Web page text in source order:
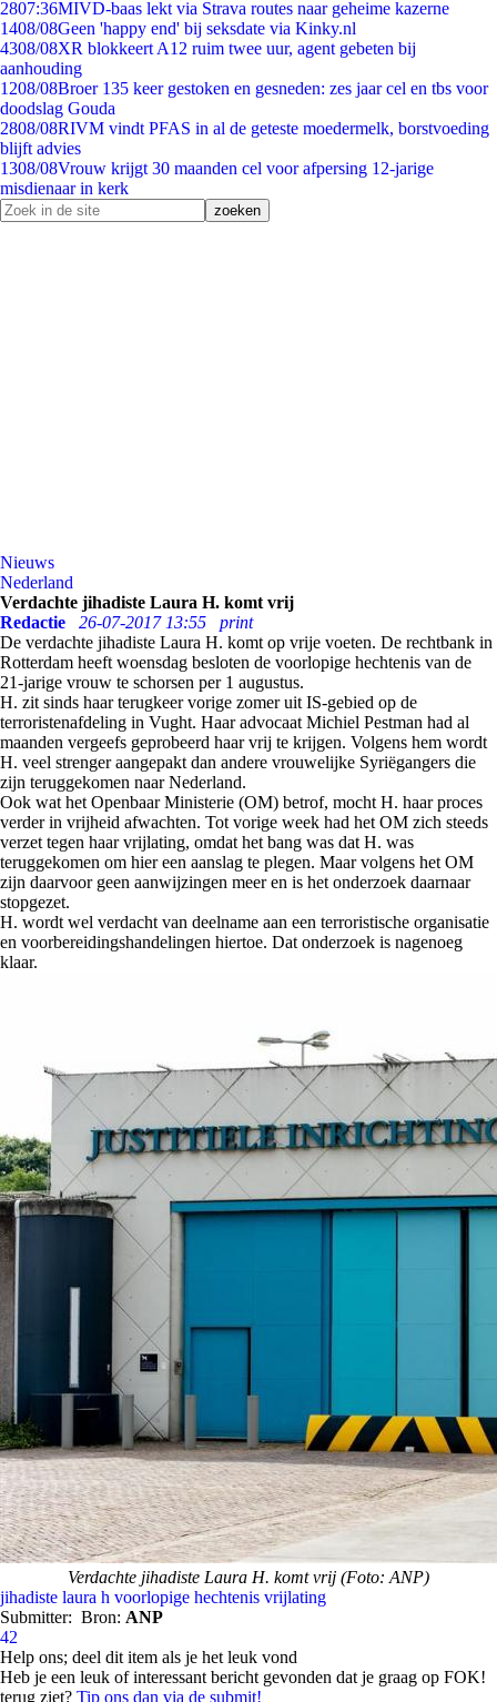
2807:36MIVD-baas lekt via Strava routes naar geheime kazerne
1408/08Geen 'happy end' bij seksdate via Kinky.nl
4308/08XR blokkeert A12 ruim twee uur, agent gebeten bij
aanhouding
1208/08Broer 135 keer gestoken en gesneden: zes jaar cel en tbs voor
doodslag Gouda
2808/08RIVM vindt PFAS in al de geteste moedermelk, borstvoeding
blijft advies
1308/08Vrouw krijgt 30 maanden cel voor afpersing 12-jarige
misdienaar in kerk
Nieuws
Nederland
Verdachte jihadiste Laura H. komt vrij
Redactie
26-07-2017 13:55
print
De verdachte jihadiste Laura H. komt op vrije voeten. De rechtbank in
Rotterdam heeft woensdag besloten de voorlopige hechtenis van de
21-jarige vrouw te schorsen per 1 augustus.
H. zit sinds haar terugkeer vorige zomer uit IS-gebied op de
terroristenafdeling in Vught. Haar advocaat Michiel Pestman had al
maanden vergeefs geprobeerd haar vrij te krijgen. Volgens hem wordt
H. veel strenger aangepakt dan andere vrouwelijke Syriëgangers die
zijn teruggekomen naar Nederland.
Ook wat het Openbaar Ministerie (OM) betrof, mocht H. haar proces
verder in vrijheid afwachten. Tot vorige week had het OM zich steeds
verzet tegen haar vrijlating, omdat het bang was dat H. was
teruggekomen om hier een aanslag te plegen. Maar volgens het OM
zijn daarvoor geen aanwijzingen meer en is het onderzoek daarnaar
stopgezet.
H. wordt wel verdacht van deelname aan een terroristische organisatie
en voorbereidingshandelingen hiertoe. Dat onderzoek is nagenoeg
klaar.
Verdachte jihadiste Laura H. komt vrij (Foto: ANP)
jihadiste laura h voorlopige hechtenis vrijlating
Submitter: Bron: ANP
42
Help ons; deel dit item als je het leuk vond
Heb je een leuk of interessant bericht gevonden dat je graag op FOK!
terug ziet? Tip ons dan via de submit!